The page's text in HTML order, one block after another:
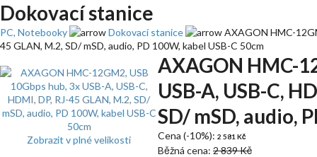
Dokovací stanice
PC, Notebooky Dokovací stanice
AXAGON HMC-
45 GLAN, M.2, SD/ mSD, audio, PD 100W, kabel USB-C 50cm
Zobrazit v plné velikosti
AXAGON HMC-
USB-A, USB-C,
SD/ mSD, audio,
Cena (-10%): 2 581 Kč
Běžná cena: 2 839 Kč